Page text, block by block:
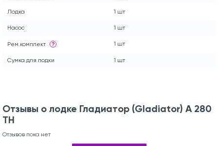
Лодка 1 шт
Насос 1 шт
Рем.комплект ? 1 шт
Сумка для лодки 1 шт
Отзывы о лодке Гладиатор (Gladiator) A 280
ТН
Отзывов пока нет